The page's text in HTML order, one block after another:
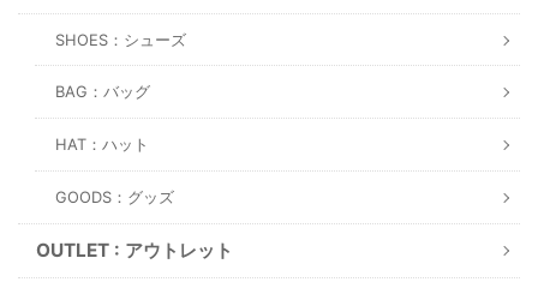
SHOES：シューズ
BAG：バッグ
HAT：ハット
GOODS：グッズ
OUTLET : アウトレット